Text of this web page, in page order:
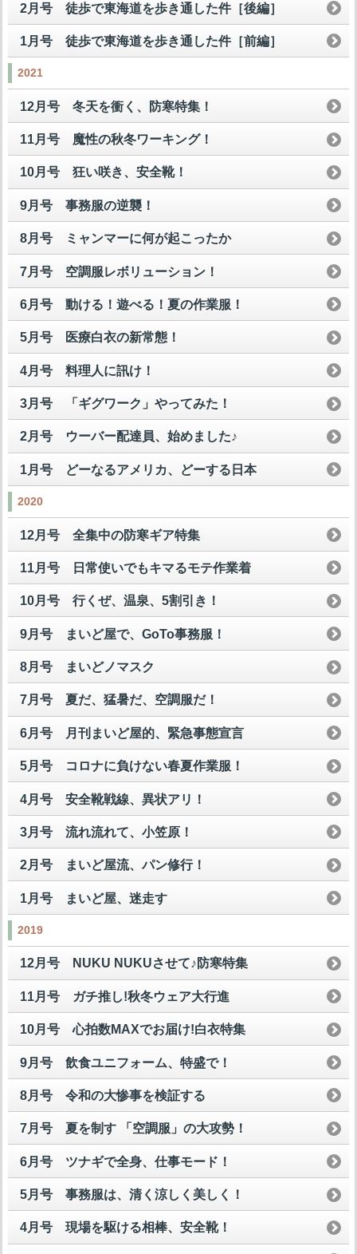
2月号 徒歩で東海道を歩き通した件［後編］
1月号 徒歩で東海道を歩き通した件［前編］
2021
12月号 冬天を衝く、防寒特集！
11月号 魔性の秋冬ワーキング！
10月号 狂い咲き、安全靴！
9月号 事務服の逆襲！
8月号 ミャンマーに何が起こったか
7月号 空調服レボリューション！
6月号 動ける！遊べる！夏の作業服！
5月号 医療白衣の新常態！
4月号 料理人に訊け！
3月号 「ギグワーク」やってみた！
2月号 ウーバー配達員、始めました♪
1月号 どーなるアメリカ、どーする日本
2020
12月号 全集中の防寒ギア特集
11月号 日常使いでもキマるモテ作業着
10月号 行くぜ、温泉、5割引き！
9月号 まいど屋で、GoTo事務服！
8月号 まいどノマスク
7月号 夏だ、猛暑だ、空調服だ！
6月号 月刊まいど屋的、緊急事態宣言
5月号 コロナに負けない春夏作業服！
4月号 安全靴戦線、異状アリ！
3月号 流れ流れて、小笠原！
2月号 まいど屋流、パン修行！
1月号 まいど屋、迷走す
2019
12月号 NUKU NUKUさせて♪防寒特集
11月号 ガチ推し!秋冬ウェア大行進
10月号 心拍数MAXでお届け!白衣特集
9月号 飲食ユニフォーム、特盛で！
8月号 令和の大惨事を検証する
7月号 夏を制す 「空調服」の大攻勢！
6月号 ツナギで全身、仕事モード！
5月号 事務服は、清く涼しく美しく！
4月号 現場を駆ける相棒、安全靴！